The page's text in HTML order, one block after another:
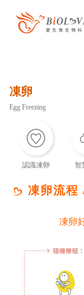
凍卵
借卵提領
基因診斷
台灣
新竹院
凍卵
Egg Freezing
認識凍卵 智
凍卵流程
凍卵